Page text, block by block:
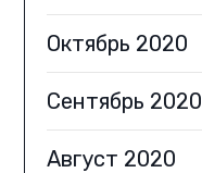
Октябрь 2020
Сентябрь 2020
Август 2020